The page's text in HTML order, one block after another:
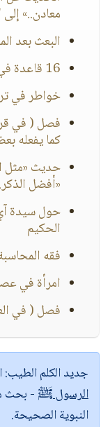
معادن..»
البعث بعد
16 قاعدة في صفات الله تعالى
خواطر في
فصل ( في
كما يفعله
حديث «مثل
«أفضل
حول سيدة
الحكيم
فقه
امرأة في
فصل ( في
جديد الكلم الطيب:
الرسول ﷺ - بحث
النبوية الصحيحة.